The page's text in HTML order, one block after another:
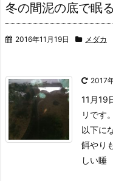
冬の間泥の底で眠
2016年11月19日 メダカ
2017
11月19
リです。
以下に
餌やり
しい睡